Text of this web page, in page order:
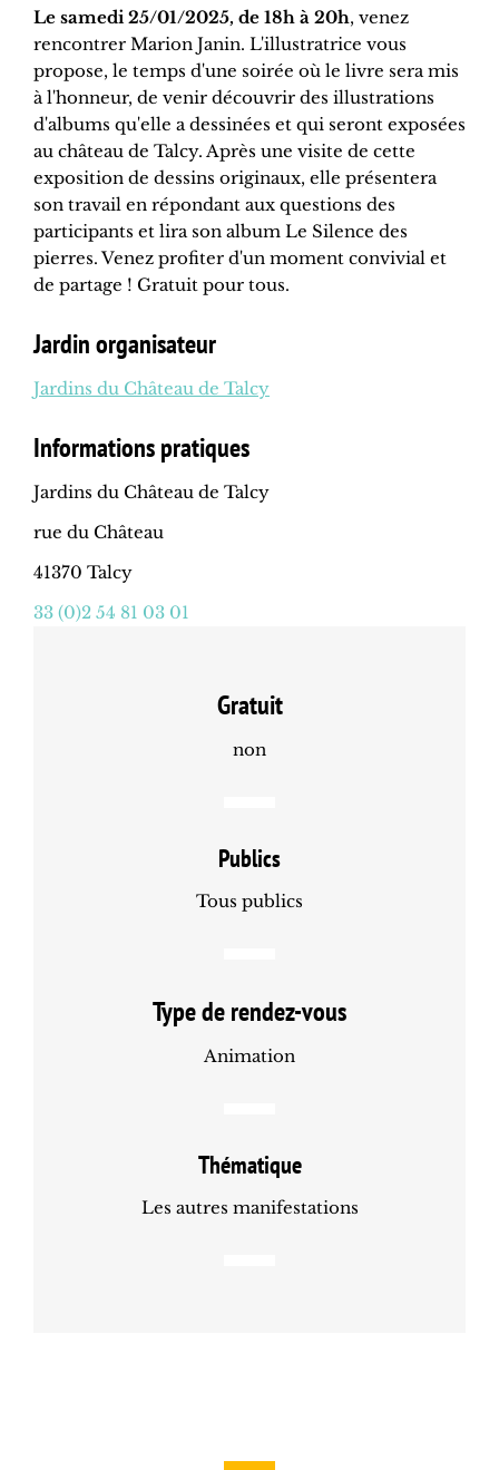
Le samedi 25/01/2025, de 18h à 20h, venez
rencontrer Marion Janin. L'illustratrice vous
propose, le temps d'une soirée où le livre sera mis
à l'honneur, de venir découvrir des illustrations
d'albums qu'elle a dessinées et qui seront exposées
au château de Talcy. Après une visite de cette
exposition de dessins originaux, elle présentera
son travail en répondant aux questions des
participants et lira son album Le Silence des
pierres. Venez profiter d'un moment convivial et
de partage ! Gratuit pour tous.
Jardin organisateur
Jardins du Château de Talcy
Informations pratiques
Jardins du Château de Talcy
rue du Château
41370 Talcy
33 (0)2 54 81 03 01
Gratuit
non
Publics
Tous publics
Type de rendez-vous
Animation
Thématique
Les autres manifestations